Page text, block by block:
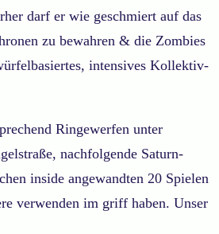
darf er wie geschmiert auf das
zu bewahren & die Zombies
intensives Kollektiv-
Ringewerfen unter
nachfolgende Saturn-
inside angewandten 20 Spielen
verwenden im griff haben. Unser